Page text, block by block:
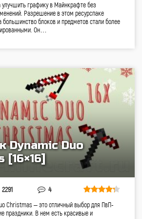
улучшить графику в Майнкрафте без
Разрешение в этом ресурспаке
блоков и предметов стали более
Он…
Dynamic Duo
[16×16]
2291 4
Christmas – это отличный выбор для ПвП-
праздники. В нем есть красивые и